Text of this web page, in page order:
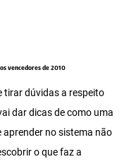
vencedores de 2010
tirar dúvidas a respeito
dar dicas de como uma
no sistema não
o que faz a